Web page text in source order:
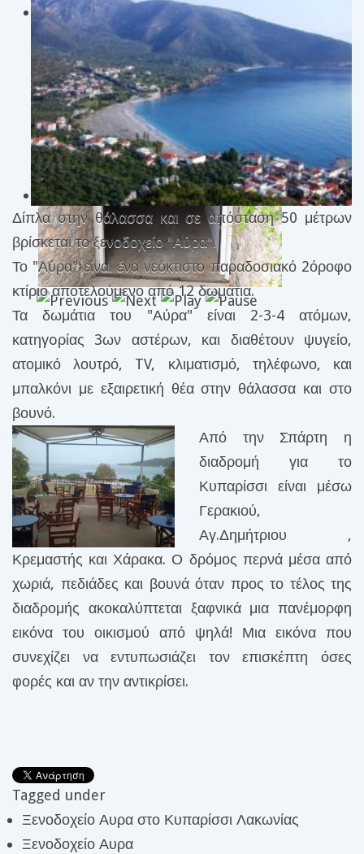
Δίπλα στην θάλασσα και σε απόσταση 50 μέτρων
βρίσκεται το ξενοδοχείο "Αύρα".
Το "Αύρα" είναι ένα νεόκτιστο παραδοσιακό 2όροφο
κτίριο αποτελούμενο από 12 δωμάτια.
Τα δωμάτια του "Αύρα" είναι 2-3-4 ατόμων,
κατηγoρίας 3ων αστέρων, και διαθέτουν ψυγείο,
ατομικό λουτρό, TV, κλιματισμό, τηλέφωνο, και
μπαλκόνι με εξαιρετική θέα στην θάλασσα και στο
βουνό.
Από την Σπάρτη η
διαδρομή για το
Κυπαρίσσι είναι μέσω
Γερακιού,
Αγ.Δημήτριου ,
Κρεμαστής και Χάρακα. Ο δρόμος περνά μέσα από
χωριά, πεδιάδες και βουνά όταν προς το τέλος της
διαδρομής ακοκαλύπτεται ξαφνικά μια πανέμορφη
εικόνα του οικισμού από ψηλά! Μια εικόνα που
συνεχίζει να εντυπωσιάζει τον επισκέπτη όσες
φορές και αν την αντικρίσει.
Tagged under
Ξενοδοχείο Αυρα στο Κυπαρίσσι Λακωνίας
Ξενοδοχείο Αυρα